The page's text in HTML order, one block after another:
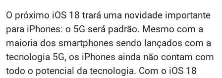
O próximo iOS 18 trará uma novidade importante
para iPhones: o 5G será padrão. Mesmo com a
maioria dos smartphones sendo lançados com a
tecnologia 5G, os iPhones ainda não contam com
todo o potencial da tecnologia. Com o iOS 18